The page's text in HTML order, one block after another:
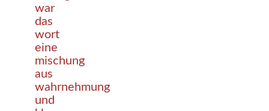
war
das
wort
eine
mischung
aus
wahrnehmung
und